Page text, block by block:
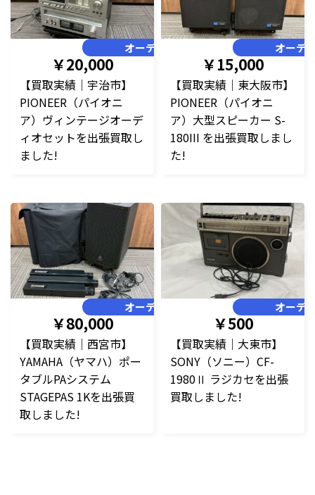
オーディオ
￥20,000
【買取実績｜宇治市】
PIONEER（パイオニ
ア）ヴィンテージオーデ
ィオセットを出張買取し
ました!
オーデ
￥15,000
【買取実績｜東大阪市】
PIONEER（パイオニ
ア）大型スピーカー S-
180III を出張買取しまし
た!
オーディオ
￥80,000
【買取実績｜西宮市】
YAMAHA（ヤマハ）ポー
タブルPAシステム
STAGEPAS 1Kを出張買
取しました!
オーデ
￥500
【買取実績｜大東市】
SONY（ソニー）CF-
1980Ⅱ ラジカセを出張
買取しました!